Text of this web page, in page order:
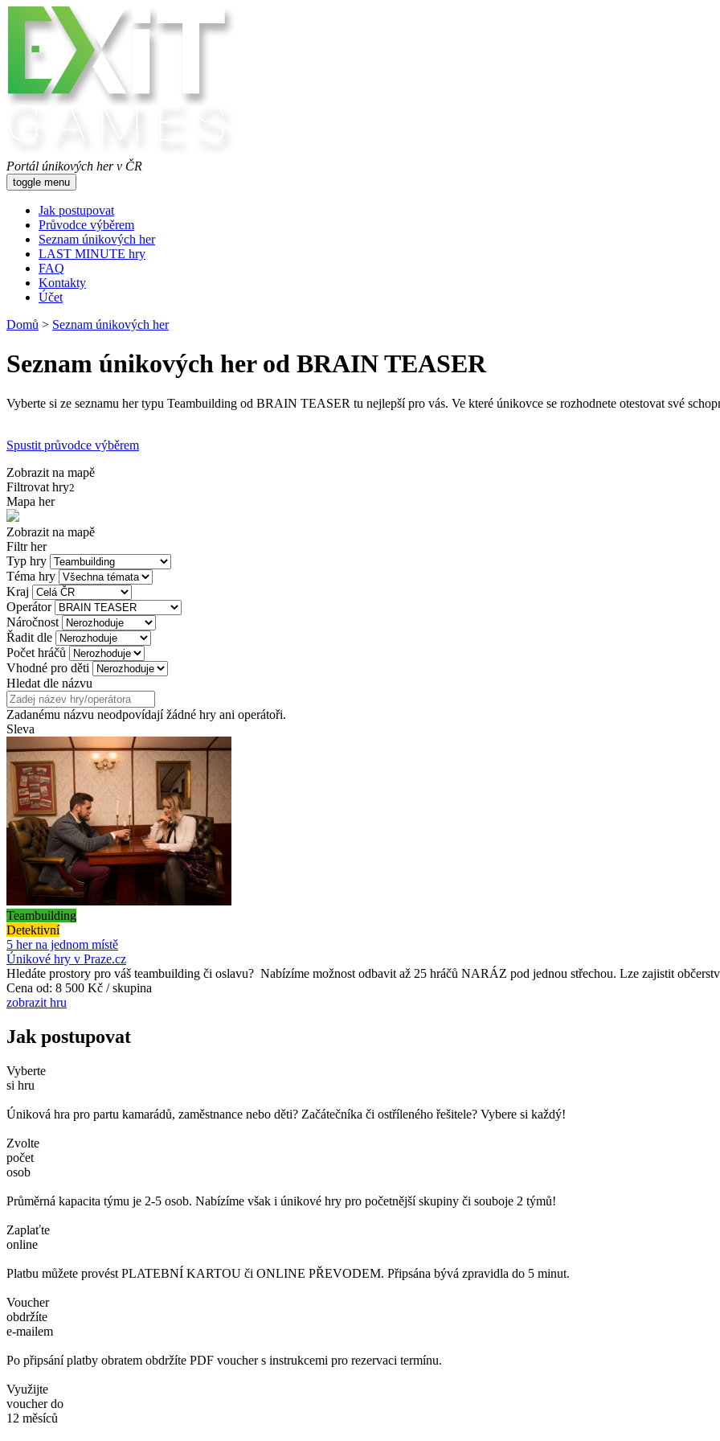
Portál únikových her v ČR
toggle menu
Jak postupovat
Průvodce výběrem
Seznam únikových her
LAST MINUTE hry
FAQ
Kontakty
Účet
Domů > Seznam únikových her
Seznam únikových her od BRAIN TEASER
Vyberte si ze seznamu her typu Teambuilding od BRAIN TEASER tu nejlepší pro vás. Ve které únikovce se rozhodnete otestovat své
Spustit průvodce výběrem
Zobrazit na mapě
Filtrovat hry2
Mapa her
Zobrazit na mapě
Filtr her
Typ hry
Téma hry
Kraj
Operátor
Náročnost
Řadit dle
Počet hráčů
Vhodné pro děti
Hledat dle názvu
Zadanému názvu neodpovídají žádné hry ani operátoři.
Sleva
Teambuilding
Detektivní
5 her na jednom místě
Únikové hry v Praze.cz
Hledáte prostory pro váš teambuilding či oslavu? Nabízíme možnost odbavit až 25 hráčů NARÁZ pod jednou střechou. Lze zajistit
Cena od: 8 500 Kč / skupina
zobrazit hru
Jak postupovat
Vyberte
si hru
Úniková hra pro partu kamarádů, zaměstnance nebo děti? Začátečníka či ostříleného řešitele? Vybere si každý!
Zvolte
počet
osob
Průměrná kapacita týmu je 2-5 osob. Nabízíme však i únikové hry pro početnější skupiny či souboje 2 týmů!
Zaplaťte
online
Platbu můžete provést PLATEBNÍ KARTOU či ONLINE PŘEVODEM. Připsána bývá zpravidla do 5 minut.
Voucher
obdržíte
e-mailem
Po připsání platby obratem obdržíte PDF voucher s instrukcemi pro rezervaci termínu.
Využijte
voucher do
12 měsíců